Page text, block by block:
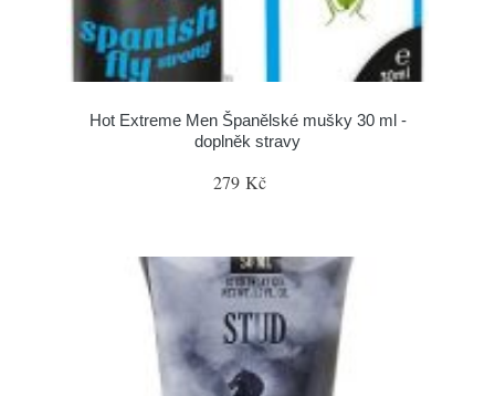
Hot Extreme Men Španělské mušky 30 ml -
doplněk stravy
279 Kč